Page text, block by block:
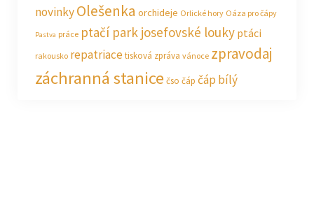
novinkyOlešenka orchideje Orlické hory Oáza pro čápy
Pastva práce ptačí park josefovské louky ptáci
rakousko repatriacetisková zpráva vánoce zpravodaj
záchranná stanice čso čáp čáp bílý